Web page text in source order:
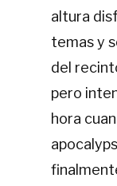
altura
temas y
del
pero
hora